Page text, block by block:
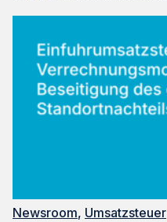
Newsroom, Umsatzsteuer